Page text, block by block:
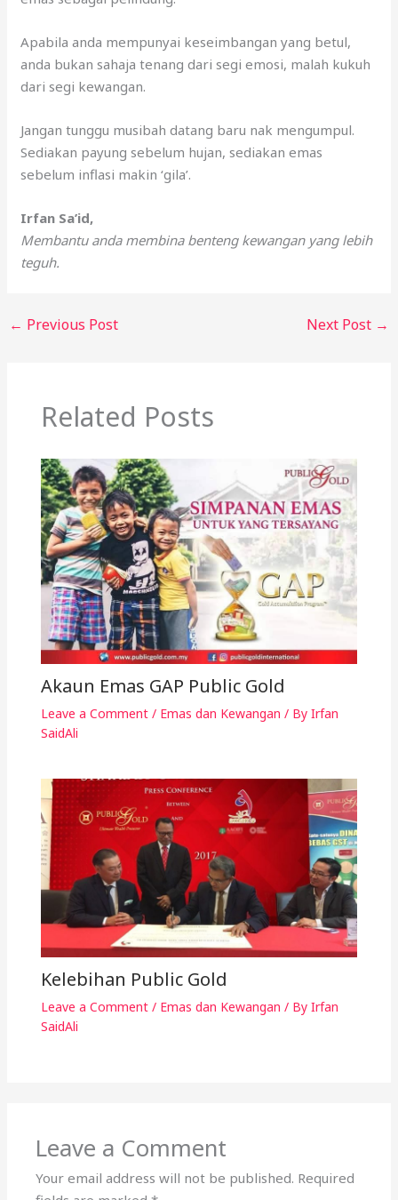
Apabila anda mempunyai keseimbangan yang betul,
anda bukan sahaja tenang dari segi emosi, malah kukuh
dari segi kewangan.
Jangan tunggu musibah datang baru nak mengumpul.
Sediakan payung sebelum hujan, sediakan emas
sebelum inflasi makin ‘gila’.
Irfan Sa’id,
Membantu anda membina benteng kewangan yang lebih
teguh.
← Previous Post Next Post →
Related Posts
Akaun Emas GAP Public Gold
Leave a Comment / Emas dan Kewangan / By Irfan
SaidAli
Kelebihan Public Gold
Leave a Comment / Emas dan Kewangan / By Irfan
SaidAli
Leave a Comment
Your email address will not be published. Required